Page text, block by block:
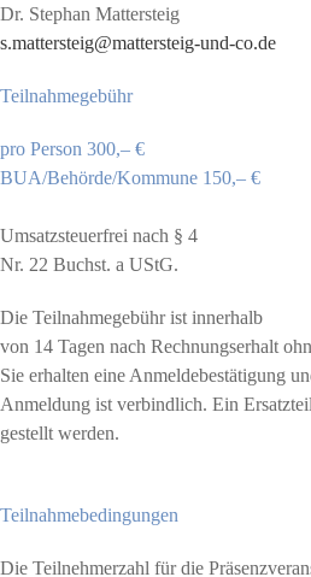
Dr. Stephan Mattersteig
s.mattersteig@mattersteig-und-co.de
Teilnahmegebühr
pro Person 300,– €
BUA/Behörde/Kommune 150,– €
Umsatzsteuerfrei nach § 4
Nr. 22 Buchst. a UStG.
Die Teilnahmegebühr ist innerhalb
von 14 Tagen nach Rechnungserhalt
Sie erhalten eine Anmeldebestätigung
Anmeldung ist verbindlich. Ein
gestellt werden.
Teilnahmebedingungen
Die Teilnehmerzahl für die